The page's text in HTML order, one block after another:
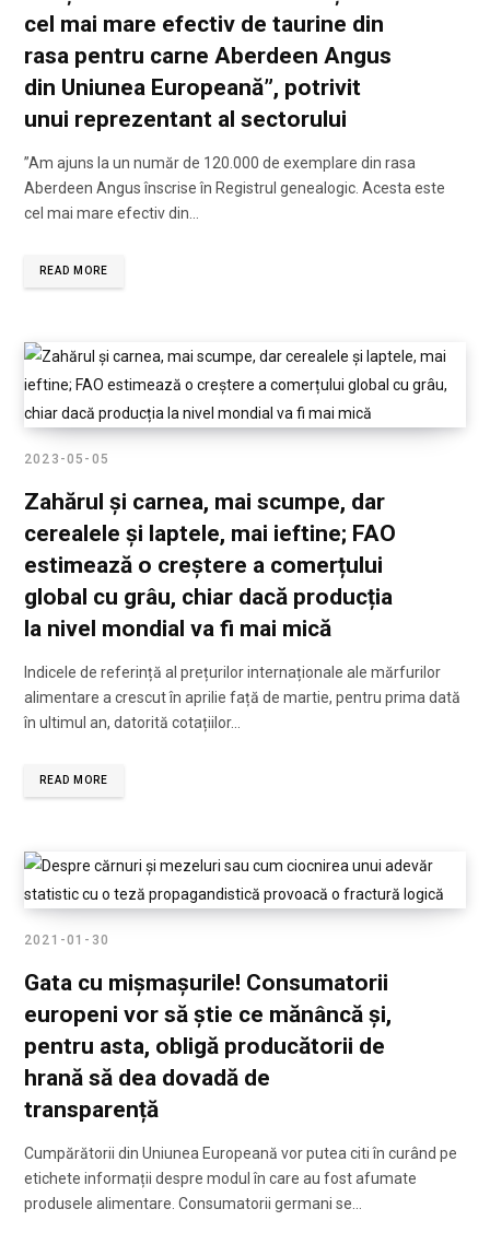
cel mai mare efectiv de taurine din
rasa pentru carne Aberdeen Angus
din Uniunea Europeană”, potrivit
unui reprezentant al sectorului
”Am ajuns la un număr de 120.000 de exemplare din rasa
Aberdeen Angus înscrise în Registrul genealogic. Acesta este
cel mai mare efectiv din…
READ MORE
2023-05-05
Zahărul și carnea, mai scumpe, dar
cerealele și laptele, mai ieftine; FAO
estimează o creștere a comerțului
global cu grâu, chiar dacă producția
la nivel mondial va fi mai mică
Indicele de referință al prețurilor internaționale ale mărfurilor
alimentare a crescut în aprilie față de martie, pentru prima dată
în ultimul an, datorită cotațiilor…
READ MORE
2021-01-30
Gata cu mișmașurile! Consumatorii
europeni vor să știe ce mănâncă și,
pentru asta, obligă producătorii de
hrană să dea dovadă de
transparență
Cumpărătorii din Uniunea Europeană vor putea citi în curând pe
etichete informații despre modul în care au fost afumate
produsele alimentare. Consumatorii germani se…